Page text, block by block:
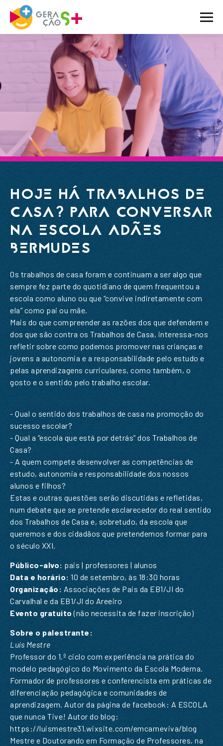
O PROJETO
ATIVIDADES
NOTÍCIAS
BLOG
EMBAIXADORES
PARCEIROS
CONTACTOS
HOJE HÁ TRABALHOS DE
CASA? PARA CONVERSAR
NA ESCOLA ADÃES
BERMUDES
Os trabalhos de casa foram e continuam a ser algo que
sempre fez parte do quotidiano de quem frequentou a
escola como aluno ou que “convive indiretamente com
ela” como pai ou mãe.
Mais do que compreender as razões dos que defendem e
dos que são contra os Trabalhos de Casa, interessa-nos
refletir sobre como podemos promover nas crianças e
jovens a autonomia e a responsabilidade pelo estudo e
pelas aprendizagens curriculares, como também, o
gosto e o sentido pelo trabalho escolar.
- Qual o sentido dos trabalhos de casa na promoção do
sucesso escolar?
- Qual a “escola que está por detrás” dos Trabalhos de
Casa?
- A quem compete desenvolver as competências de
estudo, autonomia e responsabilidade dos nossos
alunos e filhos?
Estas e outras questões serão discutidas e refletidas,
num debate que se pretende esclarecedor do real sentido
dos Trabalhos de Casa e, sobretudo, da escola que
queremos e dos cidadãos que pretendemos formar para
o século XXI.
Público-alvo: pais | professores | alunos
Data e horário: 10 de setembro, às 18:30 horas
Organização: Associações de Pais da EB1/JI do
Carvalhal e da EB1/JI do Areeiro
Evento gratuito(não necessita de fazer inscrição)
Sobre o palestrante:
Luís Mestre
Professor do 1.º ciclo com experiência na prática do
modelo pedagógico do Movimento da Escola Moderna.
Formador de professores e conferencista em práticas de
diferenciação pedagógica e comunidades de
aprendizagem. Autor da página de facebook: A ESCOLA
que nunca Tive! Autor do blog:
https://luismestre31.wixsite.com/emcarneviva/blog
Mestre e Doutorando em Formação de Professores, na
PEDIDO DE INFORMAÇÃO
Email*
Mensagem*
SUBSCREVER A NOSSA
NEWSLETTER
Nome*
Email *